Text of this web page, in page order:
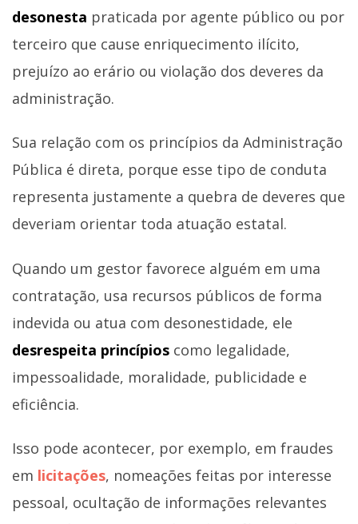
desonesta praticada por agente público ou por
terceiro que cause enriquecimento ilícito,
prejuízo ao erário ou violação dos deveres da
administração.
Sua relação com os princípios da Administração
Pública é direta, porque esse tipo de conduta
representa justamente a quebra de deveres que
deveriam orientar toda atuação estatal.
Quando um gestor favorece alguém em uma
contratação, usa recursos públicos de forma
indevida ou atua com desonestidade, ele
desrespeita princípios como legalidade,
impessoalidade, moralidade, publicidade e
eficiência.
Isso pode acontecer, por exemplo, em fraudes
em licitações, nomeações feitas por interesse
pessoal, ocultação de informações relevantes